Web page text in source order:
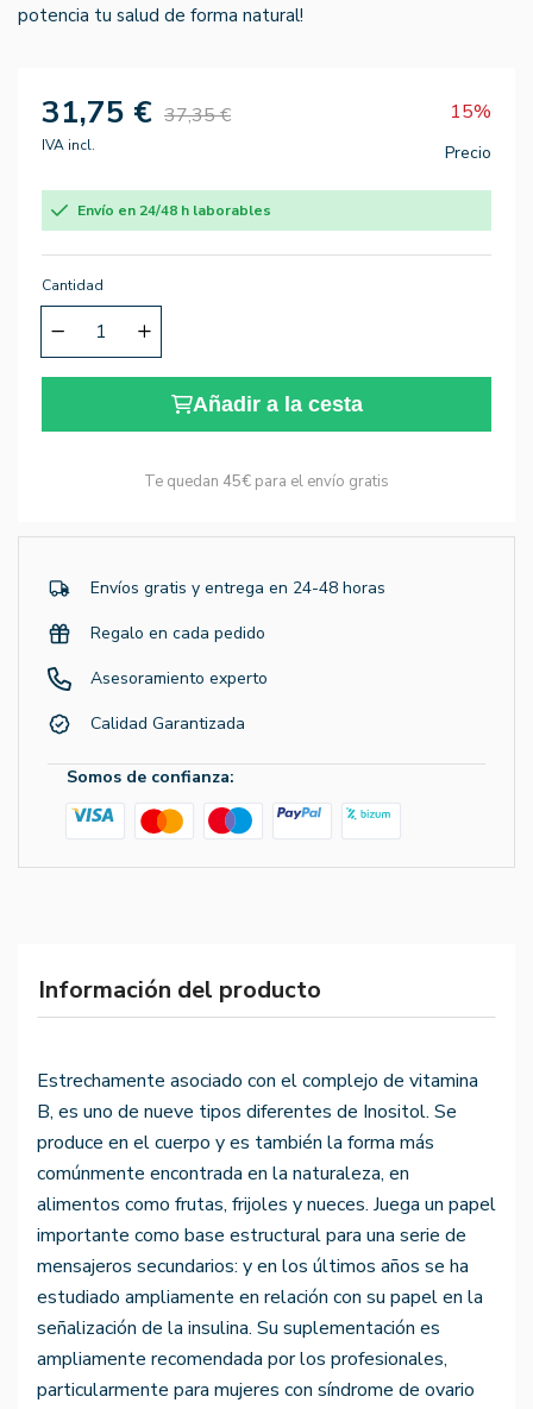
potencia tu salud de forma natural!
31,75 € 37,35 € 15%
IVA incl. Precio
Envío en 24/48 h laborables
Cantidad
Añadir a la cesta
Te quedan 45€ para el envío gratis
Envíos gratis y entrega en 24-48 horas
Regalo en cada pedido
Asesoramiento experto
Calidad Garantizada
Somos de confianza:
Información del producto
Estrechamente asociado con el complejo de vitamina
B, es uno de nueve tipos diferentes de Inositol. Se
produce en el cuerpo y es también la forma más
comúnmente encontrada en la naturaleza, en
alimentos como frutas, frijoles y nueces. Juega un papel
importante como base estructural para una serie de
mensajeros secundarios: y en los últimos años se ha
estudiado ampliamente en relación con su papel en la
señalización de la insulina. Su suplementación es
ampliamente recomendada por los profesionales,
particularmente para mujeres con síndrome de ovario